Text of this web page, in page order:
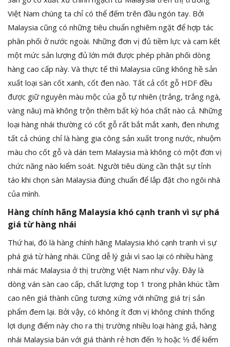
Việt Nam chúng ta chỉ có thể đếm trên đầu ngón tay. Bởi
Malaysia cũng có những tiêu chuẩn nghiêm ngặt để hợp tác
phân phối ở nước ngoài. Những đơn vị đủ tiềm lực và cam kết
một mức sản lượng đủ lớn mới được phép phân phối dòng
hàng cao cấp này. Và thực tế thì Malaysia cũng không hề sản
xuất loại sàn cốt xanh, cốt đen nào. Tất cả cốt gỗ HDF đều
được giữ nguyên màu mộc của gỗ tự nhiên (trắng, trắng ngà,
vàng nâu) mà không trộn thêm bất kỳ hóa chất nào cả. Những
loại hàng nhái thường có cốt gỗ rất bắt mắt xanh, đen nhưng
tất cả chúng chỉ là hàng gia công sản xuất trong nước, nhuộm
màu cho cốt gỗ và dán tem Malaysia mà không có một đơn vị
chức năng nào kiểm soát. Người tiêu dùng cần thật sự tỉnh
táo khi chọn sàn Malaysia đúng chuẩn để lắp đặt cho ngôi nhà
của mình.
Hàng chính hãng Malaysia khó cạnh tranh vì sự phá
giá từ hàng nhái
Thứ hai, đó là hàng chính hãng Malaysia khó cạnh tranh vì sự
phá giá từ hàng nhái. Cũng dễ lý giải vì sao lại có nhiều hàng
nhái mác Malaysia ở thị trường Việt Nam như vậy. Đây là
dòng ván sàn cao cấp, chất lượng top 1 trong phân khúc tầm
cao nên giá thành cũng tương xứng với những giá trị sản
phẩm đem lại. Bởi vậy, có không ít đơn vị không chính thống
lợi dụng điểm này cho ra thị trường nhiều loại hàng giả, hàng
nhái Malaysia bán với giá thành rẻ hơn đến ½ hoặc ⅓ để kiếm